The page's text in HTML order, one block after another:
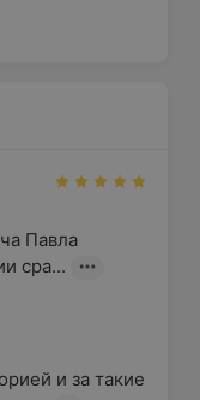
Павла
сра...
и за такие